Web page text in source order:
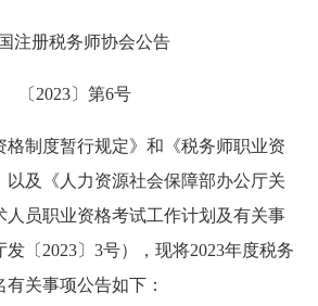
注册税务师协会公告
〔2023〕第6号
格制度暂行规定》和《税务师职业资
以及《人力资源社会保障部办公厅关
人员职业资格考试工作计划及有关事
〔2023〕3号），现将2023年度税务
关事项公告如下：